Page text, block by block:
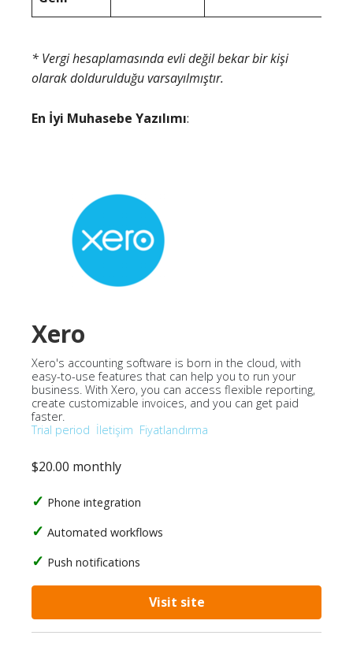
* Vergi hesaplamasında evli değil bekar bir kişi
olarak doldurulduğu varsayılmıştır.
En İyi Muhasebe Yazılımı:
Xero
Xero's accounting software is born in the cloud, with
easy-to-use features that can help you to run your
business. With Xero, you can access flexible reporting,
create customizable invoices, and you can get paid
faster.
Trial period İletişim Fiyatlandırma
$20.00 monthly
Phone integration
Automated workflows
Push notifications
Visit site